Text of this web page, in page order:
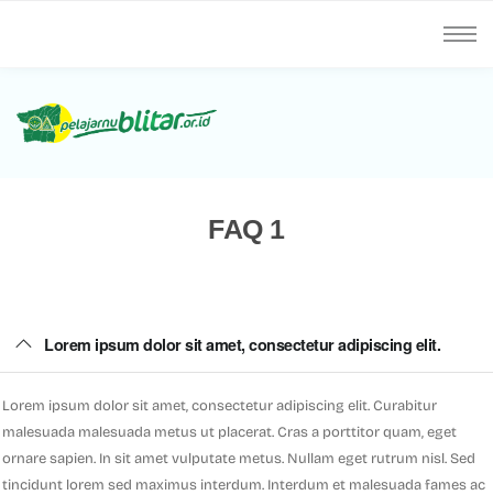
FAQ 1
Lorem ipsum dolor sit amet, consectetur adipiscing elit.
Lorem ipsum dolor sit amet, consectetur adipiscing elit. Curabitur
malesuada malesuada metus ut placerat. Cras a porttitor quam, eget
ornare sapien. In sit amet vulputate metus. Nullam eget rutrum nisl. Sed
tincidunt lorem sed maximus interdum. Interdum et malesuada fames ac